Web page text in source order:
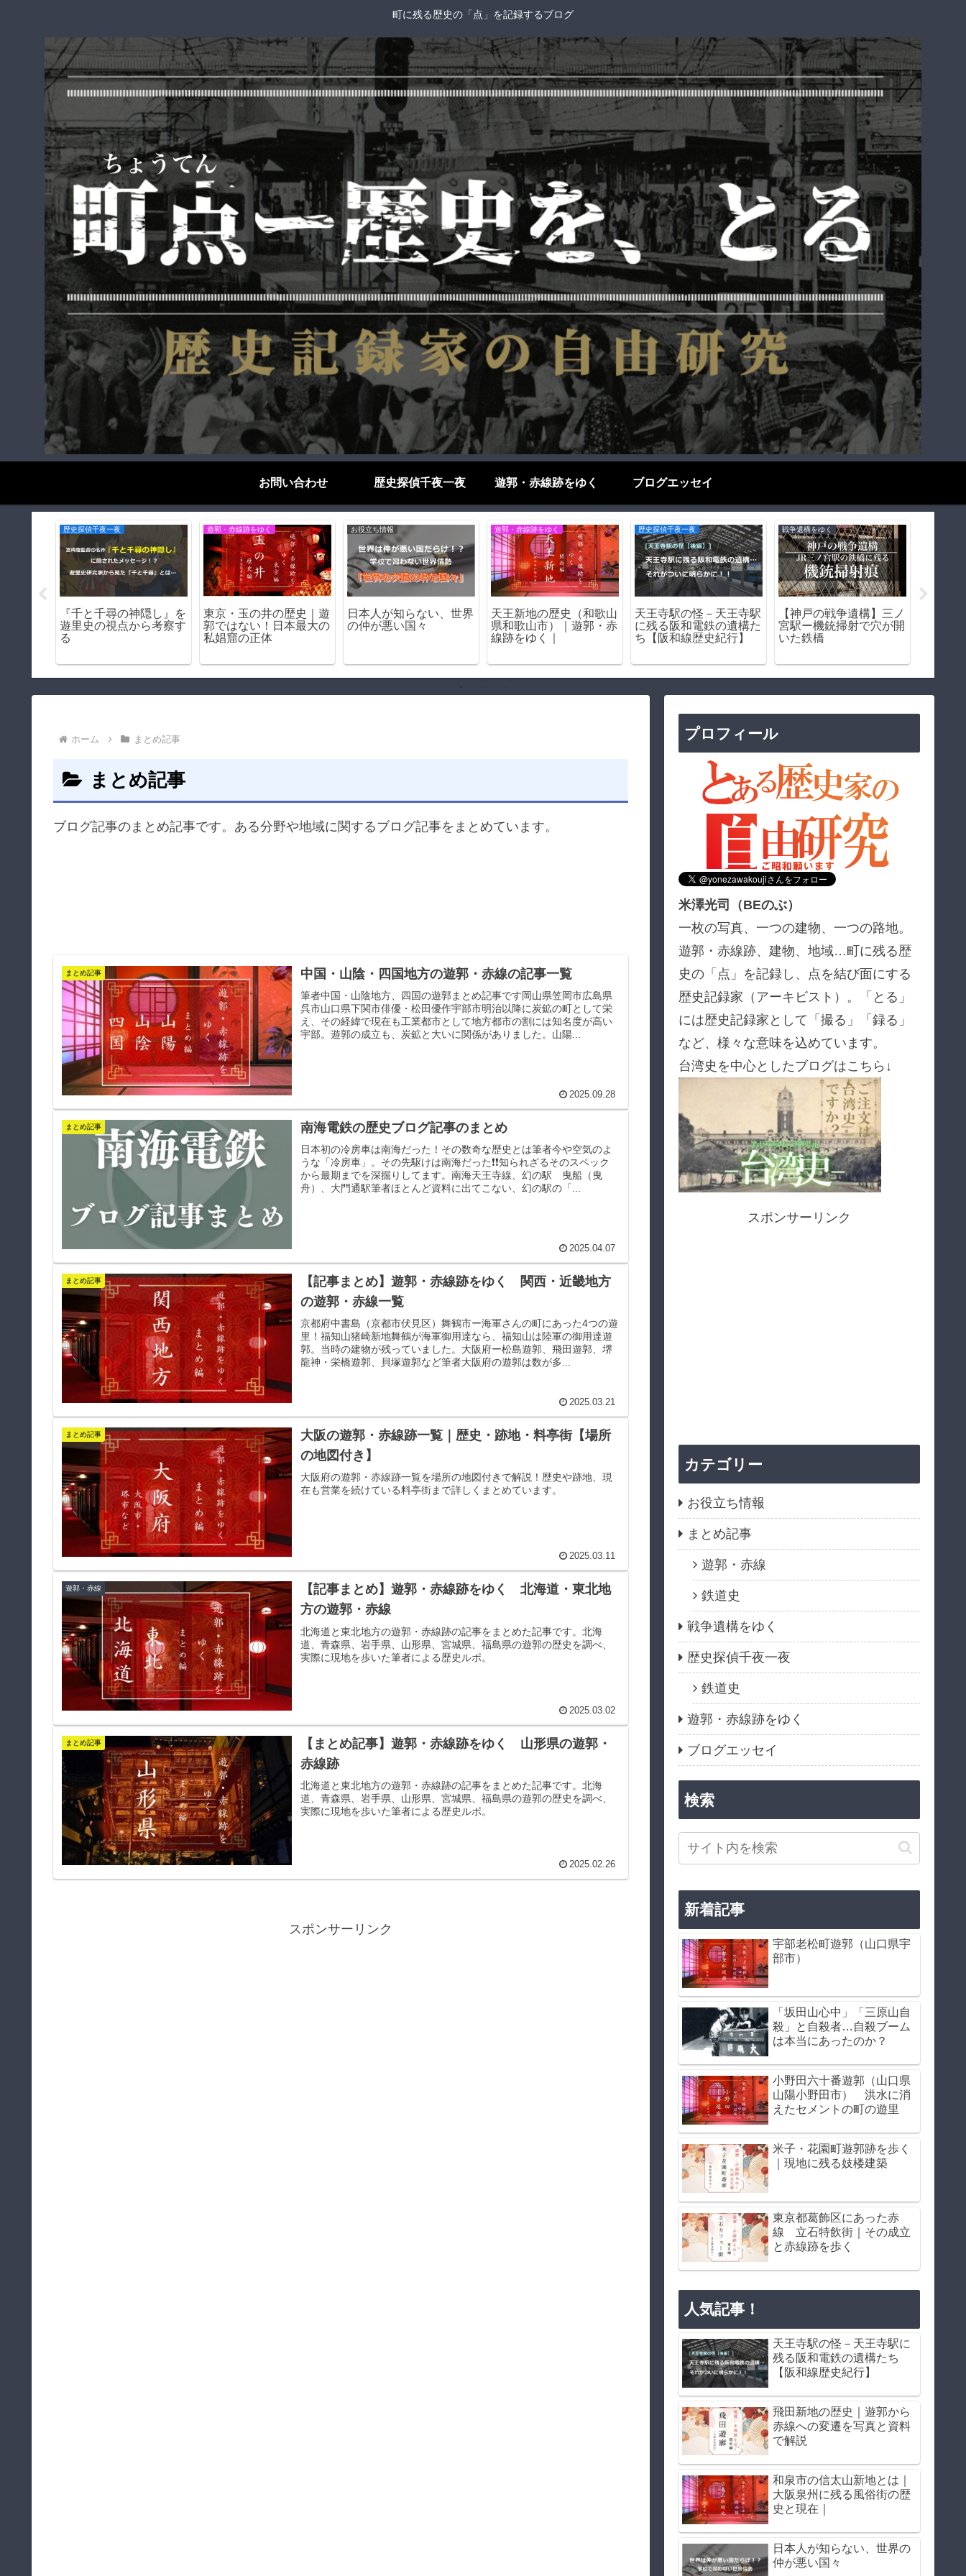
町に残る歴史の「点」を記録するブログ
お問い合わせ 歴史探偵千夜一夜 遊郭・赤線跡をゆく ブログエッセイ
歴史探偵千夜一夜
横山やすし－昭和最後の
芸人の幼少期を訪ねる
歴史探偵千夜一夜
【前編】『火垂るの墓』
を冷酷に時代考証してみ
る
ブログエッセイ
あの会社が…倒産して今
はないゲーム会社たち
ブログエッセイ
日本語はなぜ難しい？外
国人が苦戦する5つの理
由をわかりやすく解説！
遊郭・赤線跡をゆく
松島遊郭（大阪市西区）
｜松島新地の母体となっ
た日本最大級の遊里の歴
お役立ち情報
KP41病を打倒せよ！－
KP41病解決への道
ホーム まとめ記事
まとめ記事
ブログ記事のまとめ記事です。ある分野や地域に関するブログ記事をまとめています。
まとめ記事 中国・山陰・四国地方の遊郭・赤線の記事一覧
筆者中国・山陰地方、四国の遊郭まとめ記事です岡山県笠岡市広島県
呉市山口県下関市俳優・松田優作宇部市明治以降に炭鉱の町として栄
え、その経緯で現在も工業都市として地方都市の割には知名度が高い
宇部。遊郭の成立も、炭鉱と大いに関係がありました。山陽...
2025.09.28
まとめ記事 南海電鉄の歴史ブログ記事のまとめ
日本初の冷房車は南海だった！その数奇な歴史とは筆者今や空気のよ
うな「冷房車」。その先駆けは南海だった❗❗知られざるそのスペック
から最期までを深掘りしてます。南海天王寺線、幻の駅 曳船（曳
舟）、大門通駅筆者ほとんど資料に出てこない、幻の駅の「...
2025.04.07
まとめ記事
【記事まとめ】遊郭・赤線跡をゆく 関西・近畿地方
の遊郭・赤線一覧
京都府中書島（京都市伏見区）舞鶴市ー海軍さんの町にあった4つの遊
里！福知山猪崎新地舞鶴が海軍御用達なら、福知山は陸軍の御用達遊
郭。当時の建物が残っていました。大阪府ー松島遊郭、飛田遊郭、堺
龍神・栄橋遊郭、貝塚遊郭など筆者大阪府の遊郭は数が多...
2025.03.21
まとめ記事
大阪の遊郭・赤線跡一覧｜歴史・跡地・料亭街【場所
の地図付き】
大阪府の遊郭・赤線跡一覧を場所の地図付きで解説！歴史や跡地、現
在も営業を続けている料亭街まで詳しくまとめています。
2025.03.11
遊郭・赤線
【記事まとめ】遊郭・赤線跡をゆく 北海道・東北地
方の遊郭・赤線
北海道と東北地方の遊郭・赤線跡の記事をまとめた記事です。北海
道、青森県、岩手県、山形県、宮城県、福島県の遊郭の歴史を調べ、
実際に現地を歩いた筆者による歴史ルポ。
2025.03.02
まとめ記事
【まとめ記事】遊郭・赤線跡をゆく 山形県の遊郭・
赤線跡
北海道と東北地方の遊郭・赤線跡の記事をまとめた記事です。北海
道、青森県、岩手県、山形県、宮城県、福島県の遊郭の歴史を調べ、
実際に現地を歩いた筆者による歴史ルポ。
2025.02.26
スポンサーリンク
プロフィール
米澤光司（BEのぶ）
一枚の写真、一つの建物、一つの路地。
遊郭・赤線跡、建物、地域…町に残る歴
史の「点」を記録し、点を結び面にする
歴史記録家（アーキビスト）。「とる」
には歴史記録家として「撮る」「録る」
など、様々な意味を込めています。
台湾史を中心としたブログはこちら↓
スポンサーリンク
カテゴリー
お役立ち情報
まとめ記事
遊郭・赤線
鉄道史
戦争遺構をゆく
歴史探偵千夜一夜
鉄道史
遊郭・赤線跡をゆく
ブログエッセイ
検索
新着記事
宇部老松町遊郭（山口県宇
部市）
「坂田山心中」「三原山自
殺」と自殺者…自殺ブーム
は本当にあったのか？
小野田六十番遊郭（山口県
山陽小野田市） 洪水に消
えたセメントの町の遊里
米子・花園町遊郭跡を歩く
｜現地に残る妓楼建築
東京都葛飾区にあった赤
線 立石特飲街｜その成立
と赤線跡を歩く
人気記事！
天王寺駅の怪－天王寺駅に
残る阪和電鉄の遺構たち
【阪和線歴史紀行】
飛田新地の歴史｜遊郭から
赤線への変遷を写真と資料
で解説
和泉市の信太山新地とは｜
大阪泉州に残る風俗街の歴
史と現在｜
日本人が知らない、世界の
仲が悪い国々